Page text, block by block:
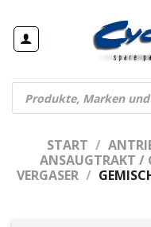
Inhalt
springen
Products
search
START /
ANSAUGTRAKT /
VERGASER /